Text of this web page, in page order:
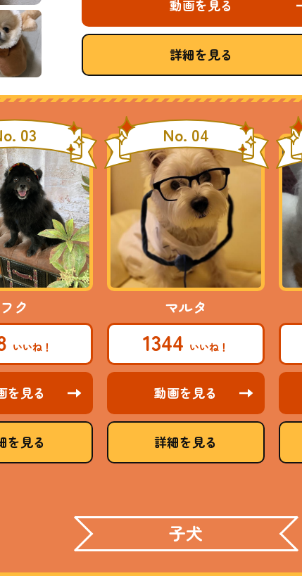
動画を見る
詳細を見る
03
フク
を見る
を見る
No. 04
マルタ
1344
動画を見る
詳細を見る
子犬